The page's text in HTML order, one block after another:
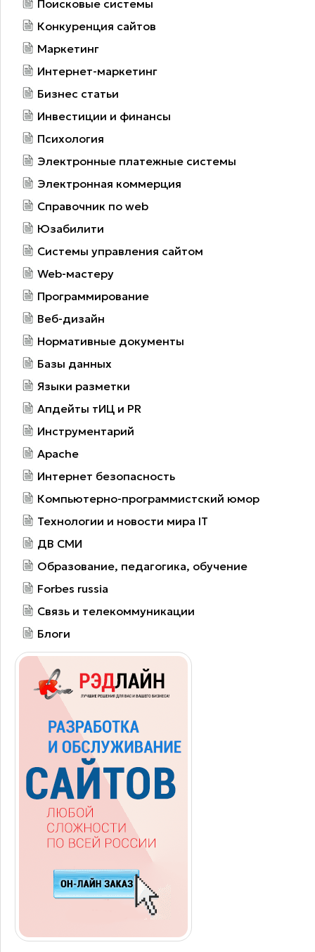
Поисковые системы
Конкуренция сайтов
Маркетинг
Интернет-маркетинг
Бизнес статьи
Инвестиции и финансы
Психология
Электронные платежные системы
Электронная коммерция
Справочник по web
Юзабилити
Системы управления сайтом
Web-мастеру
Программирование
Веб-дизайн
Нормативные документы
Базы данных
Языки разметки
Апдейты тИЦ и PR
Инструментарий
Apache
Интернет безопасность
Компьютерно-программистский юмор
Технологии и новости мира IT
ДВ СМИ
Образование, педагогика, обучение
Forbes russia
Связь и телекоммуникации
Блоги